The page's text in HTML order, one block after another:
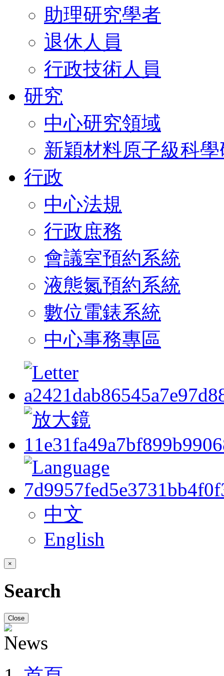
助理研究學者
退休人員
行政技術人員
研究
中心研究領域
新穎材料原子級科
行政
中心法規
行政庶務
會議室預約系統
液態氮預約系統
數位電錶系統
中心事務專區
中文
English
×
Search
Close